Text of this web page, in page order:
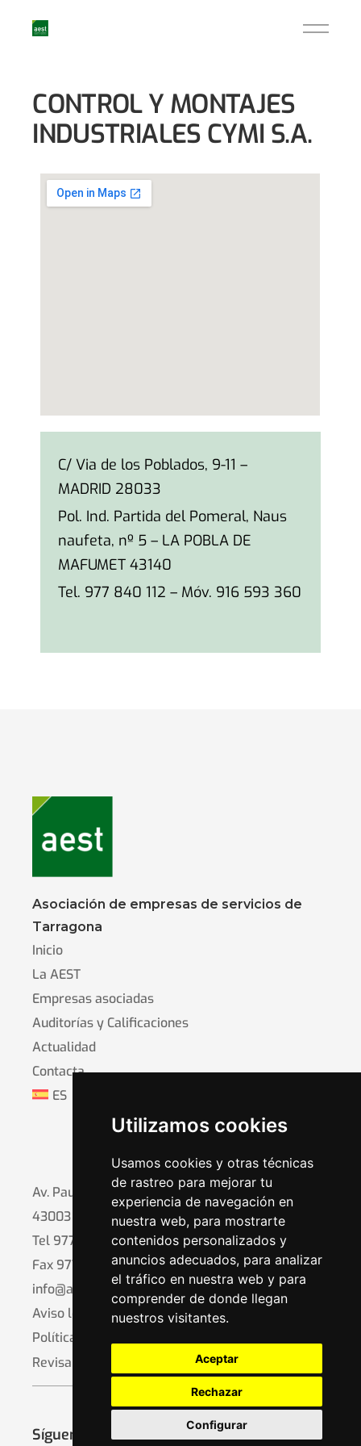
Utilizamos cookies
Usamos cookies y otras técnicas
de rastreo para mejorar tu
experiencia de navegación en
nuestra web, para mostrarte
contenidos personalizados y
anuncios adecuados, para analizar
el tráfico en nuestra web y para
comprender de donde llegan
nuestros visitantes.
Aceptar
Rechazar
Configurar
CONTROL Y MONTAJES
INDUSTRIALES CYMI S.A.
C/ Via de los Poblados, 9-11 –
MADRID 28033
Pol. Ind. Partida del Pomeral, Naus
naufeta, nº 5 – LA POBLA DE
MAFUMET 43140
Tel. 977 840 112 – Móv. 916 593 360
Asociación de empresas de servicios de
Tarragona
Inicio
La AEST
Empresas asociadas
Auditorías y Calificaciones
Actualidad
Contacta
ES
Av. Pau Casals, 17
43003 Tarragona
Tel 977 21 96 76
Fax 977 24 09 00
info@aestarragona.org
Aviso legal y privacidad
Política de cookies
Revisar consentimiento
Síguenos en: